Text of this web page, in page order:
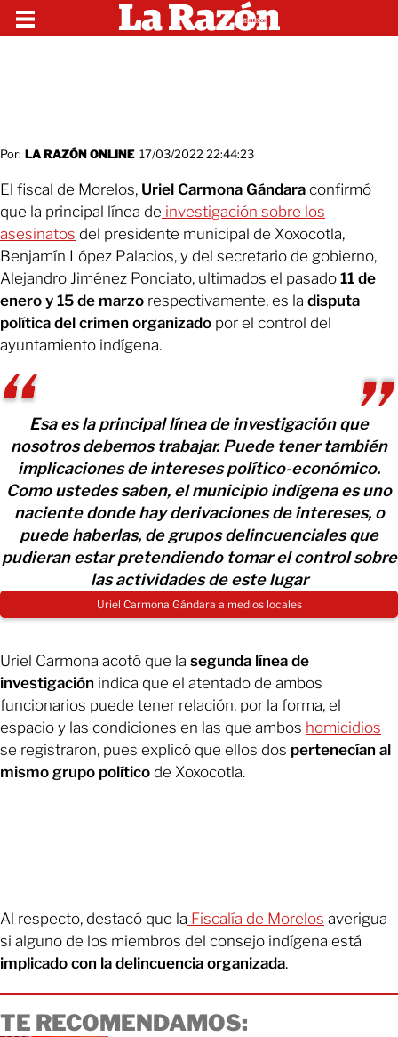
Por: LA RAZÓN ONLINE 17/03/2022 22:44:23
El fiscal de Morelos, Uriel Carmona Gándara confirmó
que la principal línea de investigación sobre los
asesinatos del presidente municipal de Xoxocotla,
Benjamín López Palacios, y del secretario de gobierno,
Alejandro Jiménez Ponciato, ultimados el pasado 11 de
enero y 15 de marzo respectivamente, es la disputa
política del crimen organizado por el control del
ayuntamiento indígena.
Esa es la principal línea de investigación que
nosotros debemos trabajar. Puede tener también
implicaciones de intereses político-económico.
Como ustedes saben, el municipio indígena es uno
naciente donde hay derivaciones de intereses, o
puede haberlas, de grupos delincuenciales que
pudieran estar pretendiendo tomar el control sobre
las actividades de este lugar
Uriel Carmona Gándara a medios locales
Uriel Carmona acotó que la segunda línea de
investigación indica que el atentado de ambos
funcionarios puede tener relación, por la forma, el
espacio y las condiciones en las que ambos homicidios
se registraron, pues explicó que ellos dos pertenecían al
mismo grupo político de Xoxocotla.
Al respecto, destacó que la Fiscalía de Morelos averigua
si alguno de los miembros del consejo indígena está
implicado con la delincuencia organizada.
TE RECOMENDAMOS: